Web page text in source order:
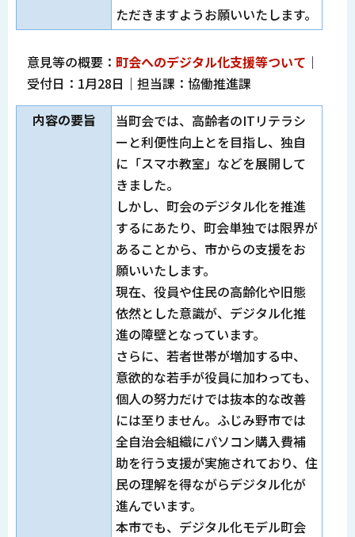
ただきますようお願いいたします。
意見等の概要： 町会へのデジタル化支援等ついて ｜
受付日：1月28日｜担当課：協働推進課
内容の要旨
当町会では、高齢者のITリテラシ
ーと利便性向上とを目指し、独自
に「スマホ教室」などを展開して
きました。
しかし、町会のデジタル化を推進
するにあたり、町会単独では限界が
あることから、市からの支援をお
願いいたします。
現在、役員や住民の高齢化や旧態
依然とした意識が、デジタル化推
進の障壁となっています。
さらに、若者世帯が増加する中、
意欲的な若手が役員に加わっても、
個人の努力だけでは抜本的な改善
には至りません。ふじみ野市では
全自治会組織にパソコン購入費補
助を行う支援が実施されており、住
民の理解を得ながらデジタル化が
進んでいます。
本市でも、デジタル化モデル町会